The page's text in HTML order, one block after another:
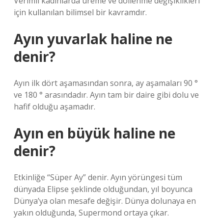
için kullanılan bilimsel bir kavramdır.
Ayın yuvarlak haline ne
denir?
Ayın ilk dört aşamasından sonra, ay aşamaları 90 °
ve 180 ° arasındadır. Ayın tam bir daire gibi dolu ve
hafif olduğu aşamadır.
Ayın en büyük haline ne
denir?
Etkinliğe “Süper Ay” denir. Ayın yörüngesi tüm
dünyada Elipse şeklinde olduğundan, yıl boyunca
Dünya’ya olan mesafe değişir. Dünya dolunaya en
yakın olduğunda, Supermond ortaya çıkar.